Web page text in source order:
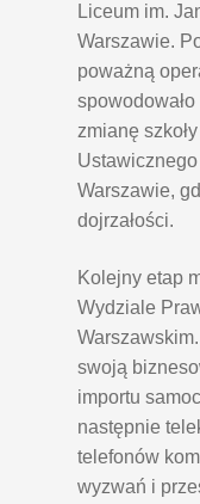
Liceum im.
Warszawie.
poważną
zmianę
Warszawie,
dojrzałości.
Kolejny etap
Wydziale
swoją
importu
następnie
telefonów
wyzwań i